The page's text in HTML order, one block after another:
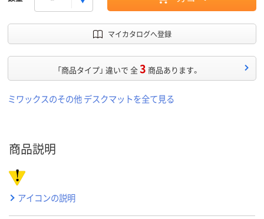
マイカタログへ登録
「商品タイプ」 違いで 全3 商品あります。
ミワックスのその他 デスクマットを全て見る
商品説明
アイコンの説明